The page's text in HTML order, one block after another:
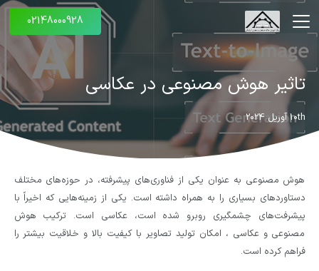
02148000928
تاثیر هوش مصنوعی در عکاسی
10th آوریل 2024
هوش مصنوعی به عنوان یکی از فناوری‌های پیشرفته، در حوزه‌های مختلف
دستاوردهای بسیاری را به همراه داشته است. یکی از زمینه‌هایی که اخیراً با
پیشرفت‌های چشمگیری روبرو شده است، عکاسی است. ترکیب هوش
مصنوعی و عکاسی ، امکان تولید تصاویر با کیفیت بالا و خلاقیت بیشتر را
فراهم کرده است.